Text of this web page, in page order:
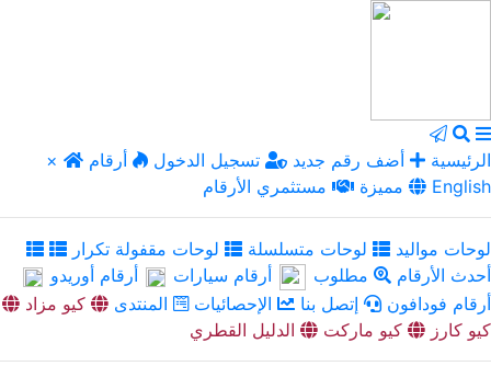
× الرئيسية أضف رقم جديد تسجيل الدخول
أرقام
مميزة
مستثمري الأرقام English
لوحات مواليد لوحات متسلسلة
لوحات مقفولة تكرار
أحدث الأرقام
مطلوب أرقام سيارات
أرقام أوريدو
أرقام فودافون
إتصل بنا الإحصائيات المنتدى
كيو مزاد
كيو كارز
كيو ماركت الدليل القطري